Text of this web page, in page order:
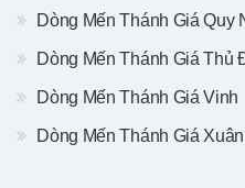
Dòng Mến Thánh Giá Quy
Dòng Mến Thánh Giá Thủ
Dòng Mến Thánh Giá Vinh
Dòng Mến Thánh Giá